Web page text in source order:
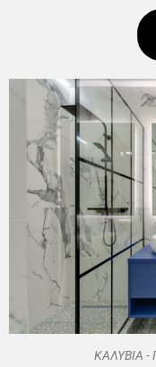
ΚΑΛΥΒΙΑ -